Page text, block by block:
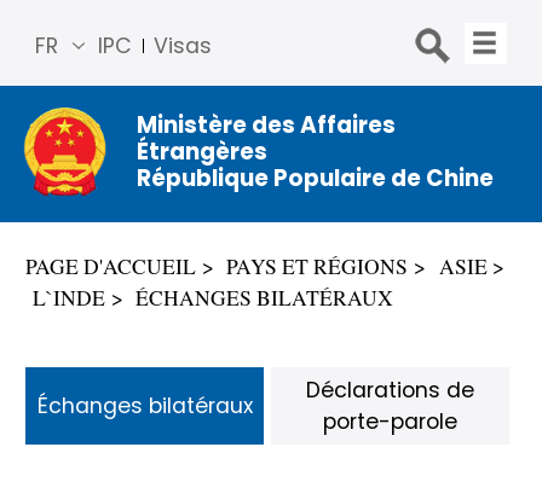
IPC Visas
FR
简体
中文
Engli
sh
Русс
Espa
ñol
Ministère des Affaires
Étrangères
République Populaire de Chine
PAGE D'ACCUEIL PAYS ET RÉGIONS
ASIE
L`INDE
ÉCHANGES BILATÉRAUX
Échanges bilatéraux
Déclarations de
porte-parole